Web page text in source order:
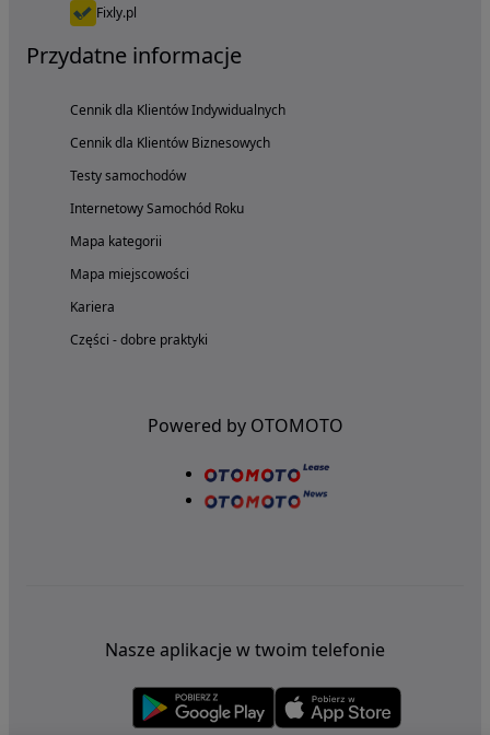
Fixly.pl
Przydatne informacje
Cennik dla Klientów Indywidualnych
Cennik dla Klientów Biznesowych
Testy samochodów
Internetowy Samochód Roku
Mapa kategorii
Mapa miejscowości
Kariera
Części - dobre praktyki
Powered by OTOMOTO
Nasze aplikacje w twoim telefonie